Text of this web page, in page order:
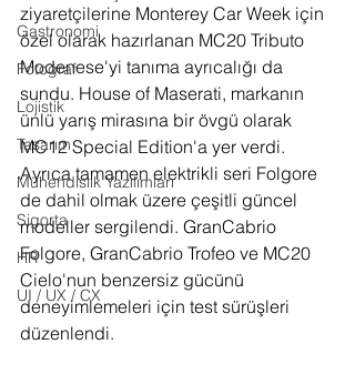
Gastronomi
Fotoğraf
Lojistik
Tasarım
Mühendislik Yazılımları
Sigorta
HR
UI / UX / CX
ziyaretçilerine Monterey Car Week için
özel olarak hazırlanan MC20 Tributo
Modenese'yi tanıma ayrıcalığı da
sundu. House of Maserati, markanın
ünlü yarış mirasına bir övgü olarak
MC12 Special Edition'a yer verdi.
Ayrıca tamamen elektrikli seri Folgore
de dahil olmak üzere çeşitli güncel
modeller sergilendi. GranCabrio
Folgore, GranCabrio Trofeo ve MC20
Cielo'nun benzersiz gücünü
deneyimlemeleri için test sürüşleri
düzenlendi.